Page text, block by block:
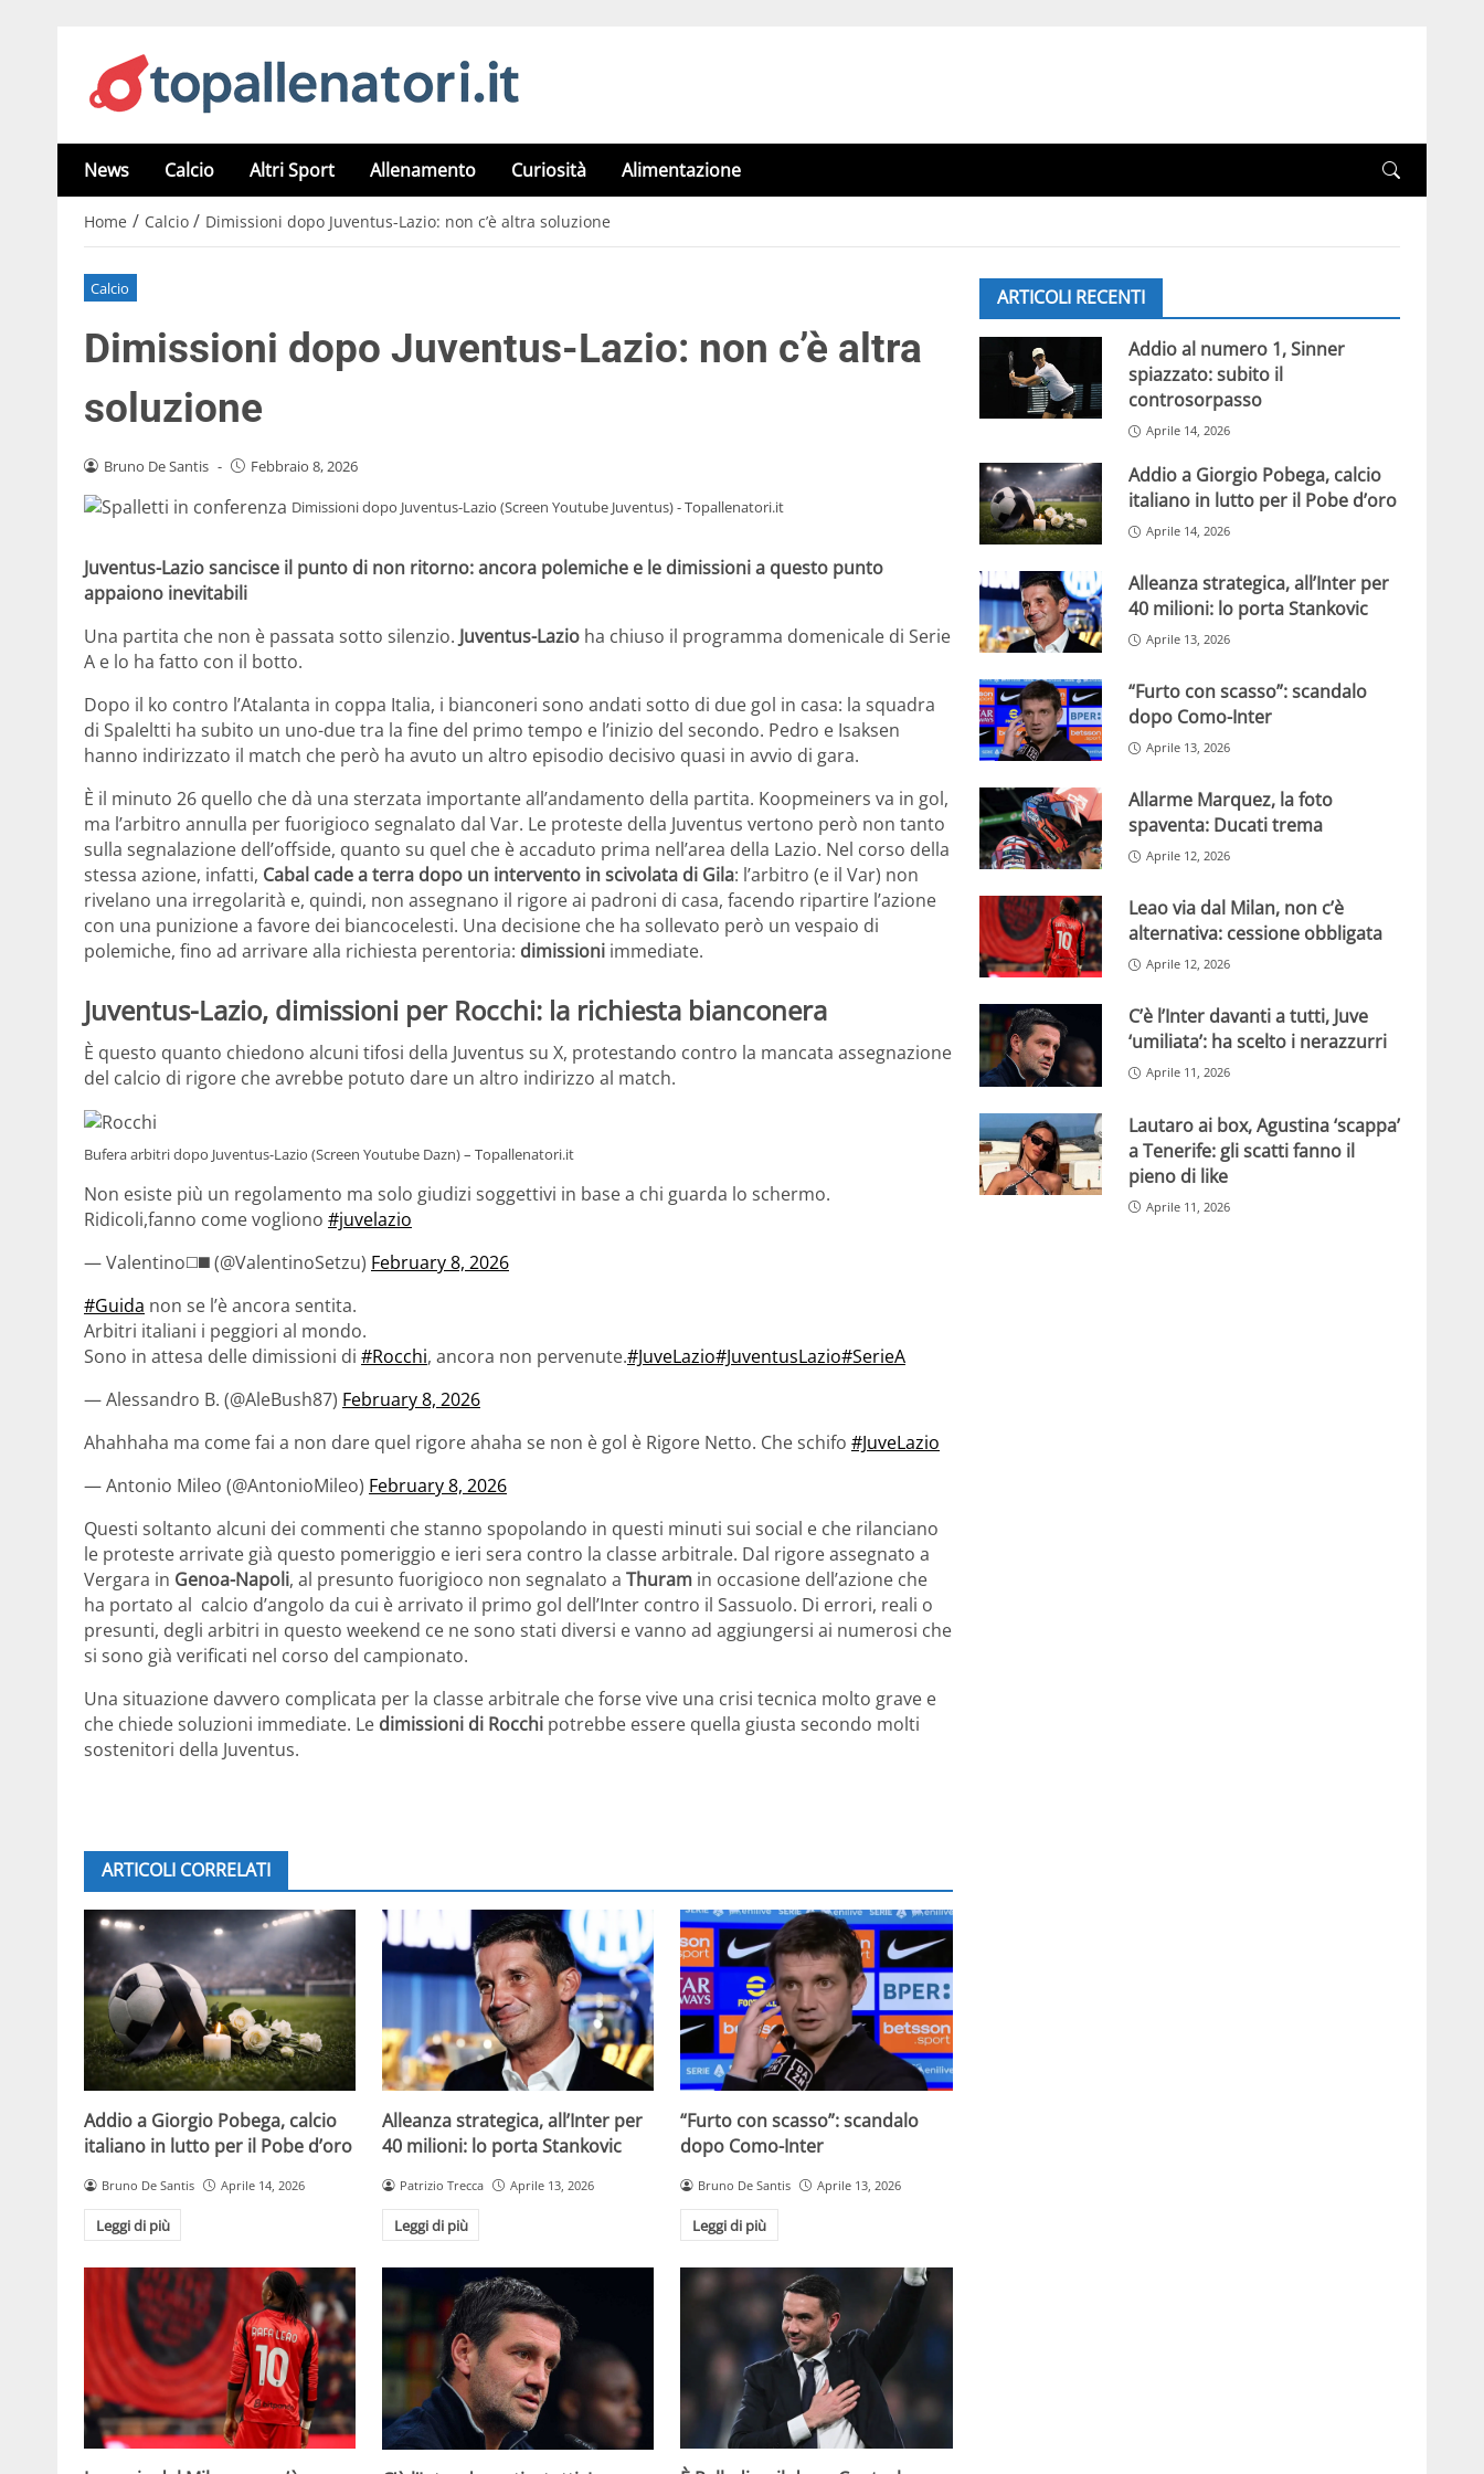
News Calcio Altri Sport Allenamento Curiosità Alimentazione
Home / Calcio / Dimissioni dopo Juventus-Lazio: non c’è altra soluzione
Calcio
Dimissioni dopo Juventus-Lazio: non c’è altra
soluzione
Bruno De Santis - Febbraio 8, 2026
Dimissioni dopo Juventus-Lazio (Screen Youtube Juventus) - Topallenatori.it
Juventus-Lazio sancisce il punto di non ritorno: ancora polemiche e le dimissioni a questo punto
appaiono inevitabili
Una partita che non è passata sotto silenzio. Juventus-Lazio ha chiuso il programma domenicale di Serie
A e lo ha fatto con il botto.
Dopo il ko contro l’Atalanta in coppa Italia, i bianconeri sono andati sotto di due gol in casa: la squadra
di Spaleltti ha subito un uno-due tra la fine del primo tempo e l’inizio del secondo. Pedro e Isaksen
hanno indirizzato il match che però ha avuto un altro episodio decisivo quasi in avvio di gara.
È il minuto 26 quello che dà una sterzata importante all’andamento della partita. Koopmeiners va in gol,
ma l’arbitro annulla per fuorigioco segnalato dal Var. Le proteste della Juventus vertono però non tanto
sulla segnalazione dell’offside, quanto su quel che è accaduto prima nell’area della Lazio. Nel corso della
stessa azione, infatti, Cabal cade a terra dopo un intervento in scivolata di Gila: l’arbitro (e il Var) non
rivelano una irregolarità e, quindi, non assegnano il rigore ai padroni di casa, facendo ripartire l’azione
con una punizione a favore dei biancocelesti. Una decisione che ha sollevato però un vespaio di
polemiche, fino ad arrivare alla richiesta perentoria: dimissioni immediate.
Juventus-Lazio, dimissioni per Rocchi: la richiesta bianconera
È questo quanto chiedono alcuni tifosi della Juventus su X, protestando contro la mancata assegnazione
del calcio di rigore che avrebbe potuto dare un altro indirizzo al match.
Bufera arbitri dopo Juventus-Lazio (Screen Youtube Dazn) – Topallenatori.it
Non esiste più un regolamento ma solo giudizi soggettivi in base a chi guarda lo schermo.
Ridicoli,fanno come vogliono #juvelazio
— Valentino◻️◼️ (@ValentinoSetzu) February 8, 2026
#Guida non se l’è ancora sentita.
Arbitri italiani i peggiori al mondo.
Sono in attesa delle dimissioni di #Rocchi, ancora non pervenute.#JuveLazio#JuventusLazio#SerieA
— Alessandro B. (@AleBush87) February 8, 2026
Ahahhaha ma come fai a non dare quel rigore ahaha se non è gol è Rigore Netto. Che schifo #JuveLazio
— Antonio Mileo (@AntonioMileo) February 8, 2026
Questi soltanto alcuni dei commenti che stanno spopolando in questi minuti sui social e che rilanciano
le proteste arrivate già questo pomeriggio e ieri sera contro la classe arbitrale. Dal rigore assegnato a
Vergara in Genoa-Napoli, al presunto fuorigioco non segnalato a Thuram in occasione dell’azione che
ha portato al calcio d’angolo da cui è arrivato il primo gol dell’Inter contro il Sassuolo. Di errori, reali o
presunti, degli arbitri in questo weekend ce ne sono stati diversi e vanno ad aggiungersi ai numerosi che
si sono già verificati nel corso del campionato.
Una situazione davvero complicata per la classe arbitrale che forse vive una crisi tecnica molto grave e
che chiede soluzioni immediate. Le dimissioni di Rocchi potrebbe essere quella giusta secondo molti
sostenitori della Juventus.
ARTICOLI CORRELATI
Addio a Giorgio Pobega, calcio
italiano in lutto per il Pobe d’oro
Bruno De Santis Aprile 14, 2026
Leggi di più
Alleanza strategica, all’Inter per
40 milioni: lo porta Stankovic
Patrizio Trecca Aprile 13, 2026
Leggi di più
“Furto con scasso”: scandalo
dopo Como-Inter
Bruno De Santis Aprile 13, 2026
Leggi di più
ARTICOLI RECENTI
Addio al numero 1, Sinner
spiazzato: subito il
controsorpasso
Aprile 14, 2026
Addio a Giorgio Pobega, calcio
italiano in lutto per il Pobe d’oro
Aprile 14, 2026
Alleanza strategica, all’Inter per
40 milioni: lo porta Stankovic
Aprile 13, 2026
“Furto con scasso”: scandalo
dopo Como-Inter
Aprile 13, 2026
Allarme Marquez, la foto
spaventa: Ducati trema
Aprile 12, 2026
Leao via dal Milan, non c’è
alternativa: cessione obbligata
Aprile 12, 2026
C’è l’Inter davanti a tutti, Juve
‘umiliata’: ha scelto i nerazzurri
Aprile 11, 2026
Lautaro ai box, Agustina ‘scappa’
a Tenerife: gli scatti fanno il
pieno di like
Aprile 11, 2026